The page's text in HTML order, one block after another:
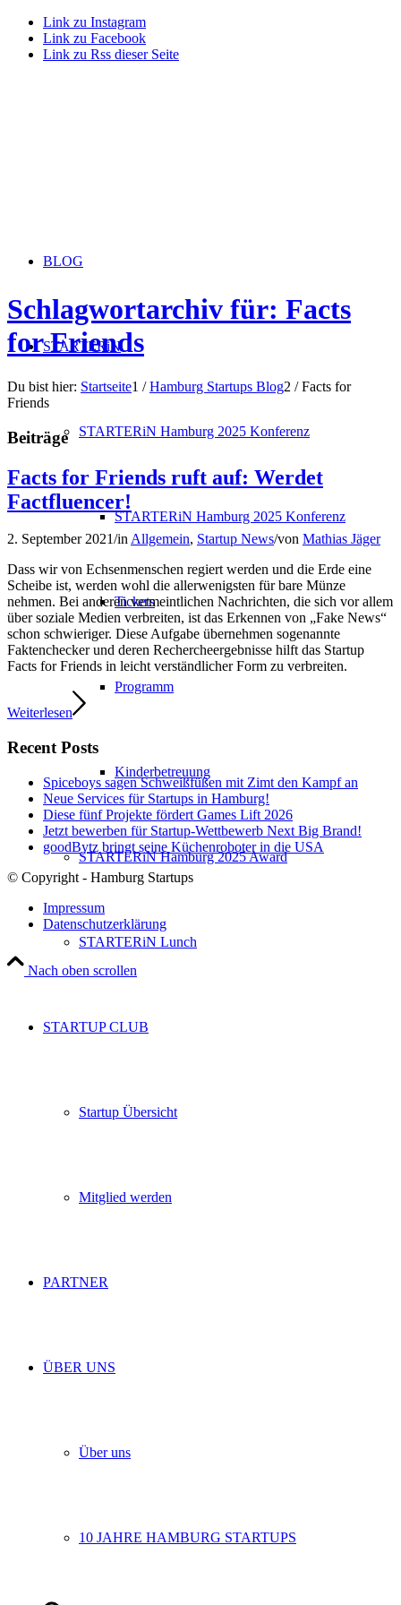
Link zu Instagram
Link zu Facebook
Link zu Rss dieser Seite
BLOG
STARTERiN
STARTERiN Hamburg 2025 Konferenz
STARTERiN Hamburg 2025 Konferenz
Tickets
Programm
Kinderbetreuung
STARTERiN Hamburg 2025 Award
STARTERiN Lunch
STARTUP CLUB
Startup Übersicht
Mitglied werden
PARTNER
ÜBER UNS
Über uns
10 JAHRE HAMBURG STARTUPS
Schlagwortarchiv für: Facts
for Friends
Du bist hier: Startseite1 / Hamburg Startups Blog2 / Facts for
Friends
Beiträge
Facts for Friends ruft auf: Werdet
Factfluencer!
2. September 2021/inAllgemein, Startup News/von Mathias Jäger
Dass wir von Echsenmenschen regiert werden und die Erde eine
Scheibe ist, werden wohl die allerwenigsten für bare Münze
nehmen. Bei anderen vermeintlichen Nachrichten, die sich vor allem
über soziale Medien verbreiten, ist das Erkennen von „Fake News“
schon schwieriger. Diese Aufgabe übernehmen sogenannte
Faktenchecker und deren Rechercheergebnisse hilft das Startup
Facts for Friends in leicht verständlicher Form zu verbreiten.
Weiterlesen
Recent Posts
Spiceboys sagen Schweißfüßen mit Zimt den Kampf an
Neue Services für Startups in Hamburg!
Diese fünf Projekte fördert Games Lift 2026
Jetzt bewerben für Startup-Wettbewerb Next Big Brand!
goodBytz bringt seine Küchenroboter in die USA
© Copyright - Hamburg Startups
Impressum
Datenschutzerklärung
Nach oben scrollen